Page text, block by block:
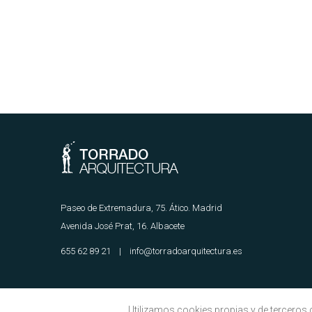
Paseo de Extremadura, 75. Ático. Madrid
Avenida José Prat, 16. Albacete
655 62 89 21 | info@torradoarquitectura.es